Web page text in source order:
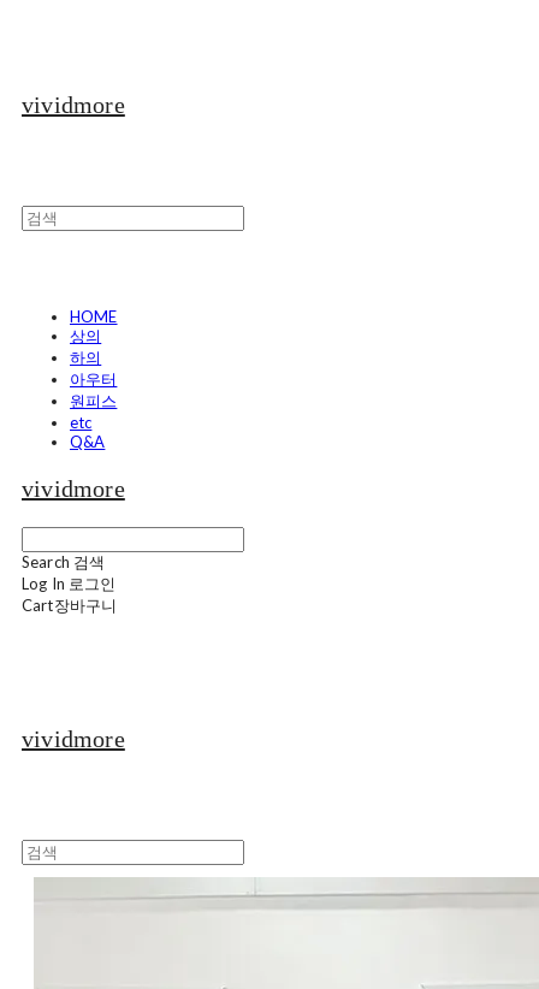
vividmore
HOME
상의
하의
아우터
원피스
etc
Q&A
vividmore
Search 검색
Log In 로그인
Cart장바구니
vividmore